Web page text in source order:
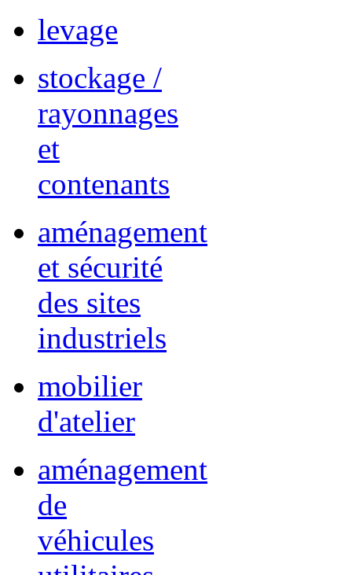
levage
stockage /
rayonnages
et
contenants
aménagement
et sécurité
des sites
industriels
mobilier
d'atelier
aménagement
de
véhicules